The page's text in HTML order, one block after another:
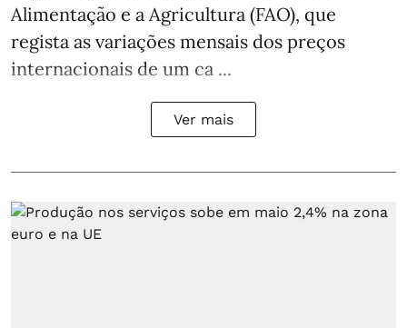
Alimentação e a Agricultura (FAO), que
regista as variações mensais dos preços
internacionais de um ca ...
Ver mais